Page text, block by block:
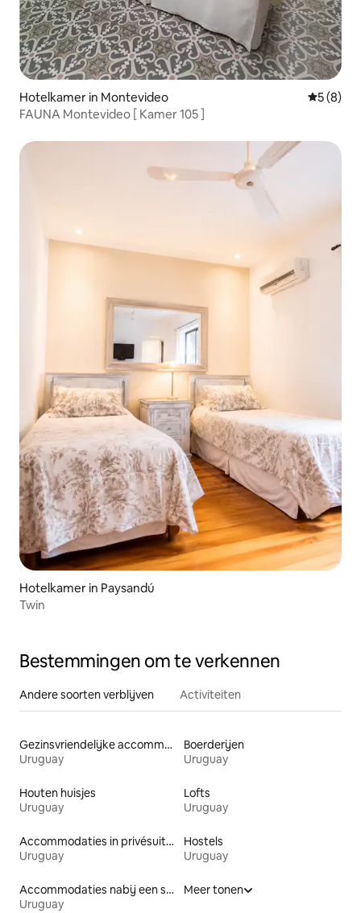
Hotelkamer in Montevideo
5 (8)
FAUNA Montevideo [ Kamer 105 ]
Hotelkamer in Paysandú
Twin
Bestemmingen om te verkennen
Andere soorten verblijven Activiteiten
Gezinsvriendelijke accommodaties
Uruguay
Boerderijen
Uruguay
Houten huisjes
Uruguay
Lofts
Uruguay
Accommodaties in privésuites
Uruguay
Hostels
Uruguay
Accommodaties nabij een strand
Uruguay
Meer tonen